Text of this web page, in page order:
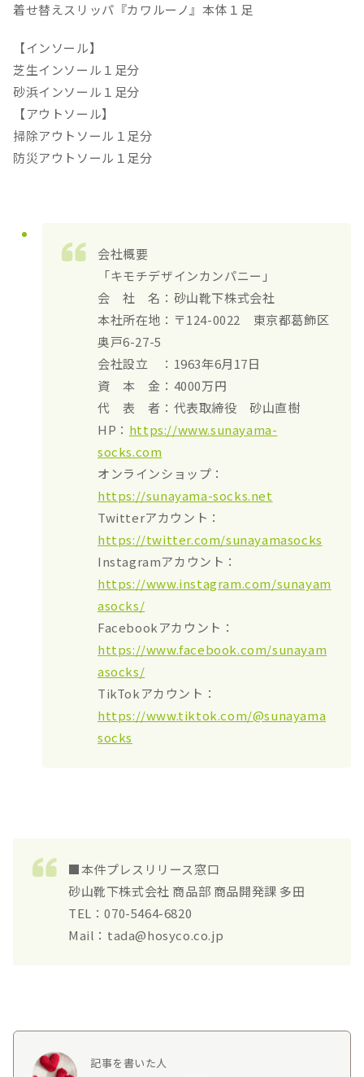
着せ替えスリッパ『カワルーノ』本体１足
【インソール】
芝生インソール１足分
砂浜インソール１足分
【アウトソール】
掃除アウトソール１足分
防災アウトソール１足分
会社概要
「キモチデザインカンパニー」
会 社 名：砂山靴下株式会社
本社所在地：〒124-0022 東京都葛飾区
奥戸6-27-5
会社設立 ：1963年6月17日
資 本 金：4000万円
代 表 者：代表取締役 砂山直樹
HP： https://www.sunayama-
socks.com
オンラインショップ：
https://sunayama-socks.net
Twitterアカウント：
https://twitter.com/sunayamasocks
Instagramアカウント：
https://www.instagram.com/sunayam
asocks/
Facebookアカウント：
https://www.facebook.com/sunayam
asocks/
TikTokアカウント：
https://www.tiktok.com/@sunayama
socks
■本件プレスリリース窓口
砂山靴下株式会社 商品部 商品開発課 多田
TEL：070-5464-6820
Mail：tada@hosyco.co.jp
記事を書いた人